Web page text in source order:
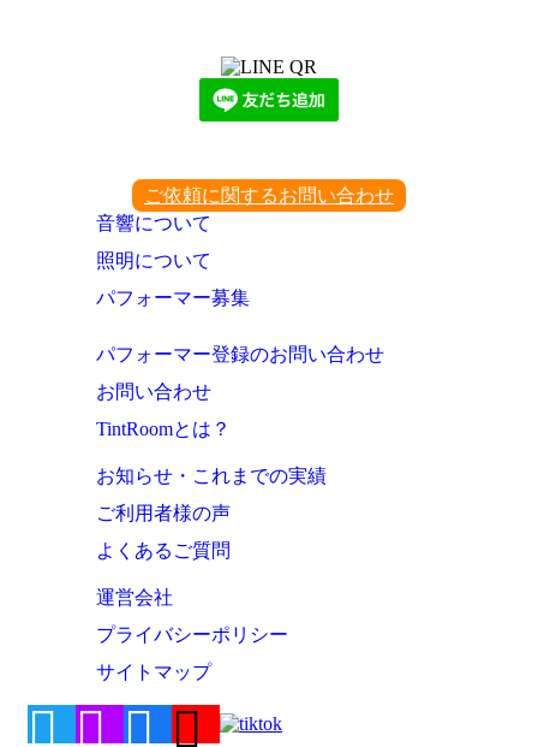
ご依頼に関するお問い合わせ
音響について
照明について
パフォーマー募集
パフォーマー登録のお問い合わせ
お問い合わせ
TintRoomとは？
お知らせ・これまでの実績
ご利用者様の声
よくあるご質問
運営会社
プライバシーポリシー
サイトマップ